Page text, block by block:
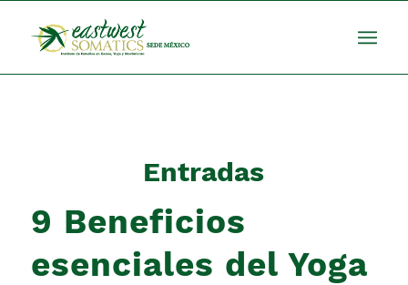
Entradas
9 Beneficios
esenciales del Yoga